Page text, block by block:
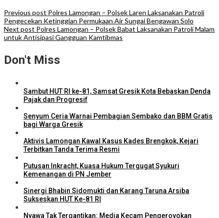
Previous post Polres Lamongan – Polsek Laren Laksanakan Patroli
Pengecekan Ketinggian Permukaan Air Sungai Bengawan Solo
Next post Polres Lamongan – Polsek Babat Laksanakan Patroli Malam
untuk Antisipasi Gangguan Kamtibmas
Don't Miss
Sambut HUT RI ke-81, Samsat Gresik Kota Bebaskan Denda
Pajak dan Progresif
Senyum Ceria Warnai Pembagian Sembako dan BBM Gratis
bagi Warga Gresik
Aktivis Lamongan Kawal Kasus Kades Brengkok, Kejari
Terbitkan Tanda Terima Resmi
Putusan Inkracht, Kuasa Hukum Tergugat Syukuri
Kemenangan di PN Jember
Sinergi Bhabin Sidomukti dan Karang Taruna Arsiba
Sukseskan HUT Ke-81 RI
Nyawa Tak Tergantikan: Media Kecam Pengeroyokan